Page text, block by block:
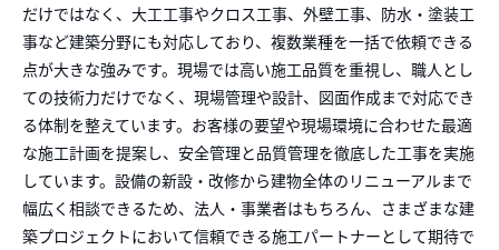
だけではなく、大工工事やクロス工事、外壁工事、防水・塗装工
事など建築分野にも対応しており、複数業種を一括で依頼できる
点が大きな強みです。現場では高い施工品質を重視し、職人とし
ての技術力だけでなく、現場管理や設計、図面作成まで対応でき
る体制を整えています。お客様の要望や現場環境に合わせた最適
な施工計画を提案し、安全管理と品質管理を徹底した工事を実施
しています。設備の新設・改修から建物全体のリニューアルまで
幅広く相談できるため、法人・事業者はもちろん、さまざまな建
築プロジェクトにおいて信頼できる施工パートナーとして期待で